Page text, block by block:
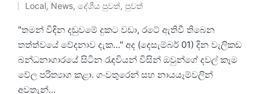
Local, News, දේශීය පුවත්, පුවත්
"තමන් විඳින දඬුවමේ දුකට වඩා, රටේ ඇතිවී තිබෙන
තත්ත්වයේ වේදනාව දැක..." අද (දෙසැම්බර් 01) දින වැලිකඩ
බන්ධනාගාරයේ සිටින රැඳවියන් විසින් ඔවුන්ගේ දවල් කෑම
වේල පරිත්‍යාග කළා. ගංවතුරෙන් සහ නායයෑම්වලින්
අවතැන්…